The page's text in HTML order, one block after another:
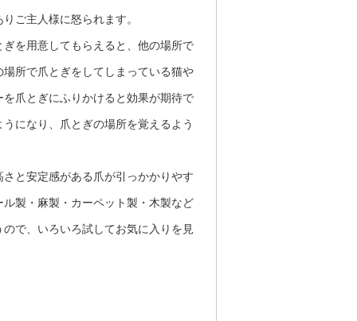
ご主人様に怒られます。
を用意してもらえると、他の場所で
所で爪とぎをしてしまっている猫や
爪とぎにふりかけると効果が期待で
になり、爪とぎの場所を覚えるよう
と安定感がある爪が引っかかりやす
製・麻製・カーペット製・木製など
で、いろいろ試してお気に入りを見